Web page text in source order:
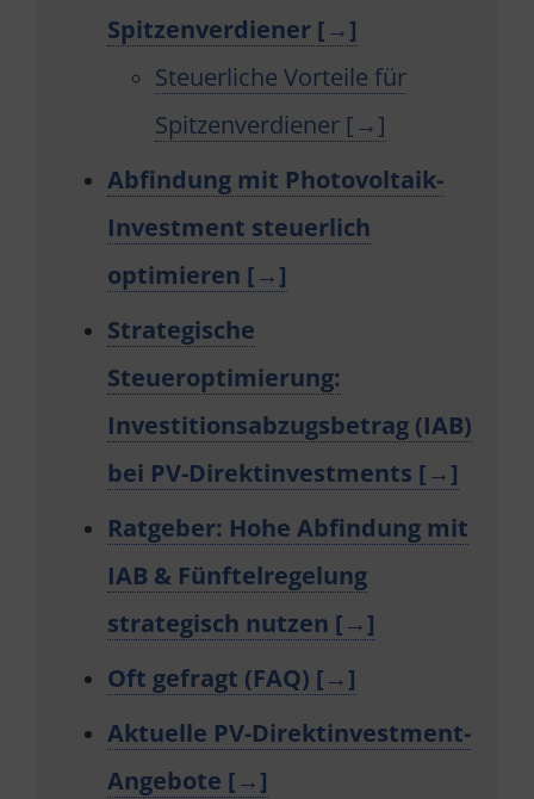
Spitzenverdiener [→]
Steuerliche Vorteile für
Spitzenverdiener [→]
Abfindung mit Photovoltaik-
Investment steuerlich
optimieren [→]
Strategische
Steueroptimierung:
Investitionsabzugsbetrag (IAB)
bei PV-Direktinvestments [→]
Ratgeber: Hohe Abfindung mit
IAB & Fünftelregelung
strategisch nutzen [→]
Oft gefragt (FAQ) [→]
Aktuelle PV-Direktinvestment-
Angebote [→]